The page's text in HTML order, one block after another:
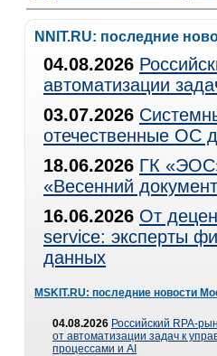
NNIT.RU: последние
04.08.2026
автоматизации
03.07.2026
отечественные ОС
18.06.2026 ГК
«Весенний
16.06.2026 От
service: эксперты
данных
MSKIT.RU: последние новости
04.08.2026 Российский RPA-
от автоматизации задач к
процессами и AI